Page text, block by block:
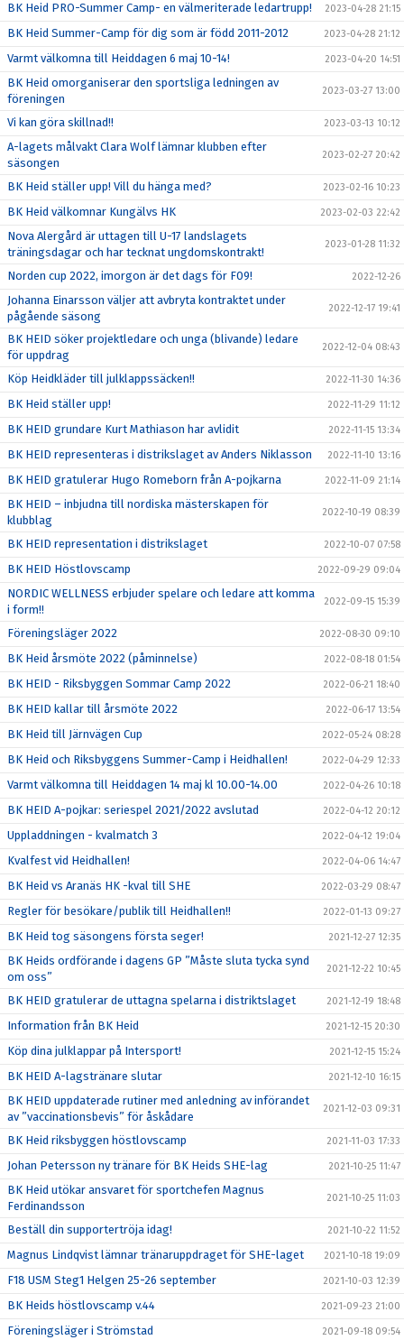
BK Heid PRO-Summer Camp- en välmeriterade ledartrupp! 2023-04-28 21:15
BK Heid Summer-Camp för dig som är född 2011-2012 2023-04-28 21:12
Varmt välkomna till Heiddagen 6 maj 10-14! 2023-04-20 14:51
BK Heid omorganiserar den sportsliga ledningen av
föreningen
2023-03-27 13:00
Vi kan göra skillnad!! 2023-03-13 10:12
A-lagets målvakt Clara Wolf lämnar klubben efter
säsongen
2023-02-27 20:42
BK Heid ställer upp! Vill du hänga med? 2023-02-16 10:23
BK Heid välkomnar Kungälvs HK 2023-02-03 22:42
Nova Alergård är uttagen till U-17 landslagets
träningsdagar och har tecknat ungdomskontrakt!
2023-01-28 11:32
Norden cup 2022, imorgon är det dags för F09! 2022-12-26
Johanna Einarsson väljer att avbryta kontraktet under
pågående säsong
2022-12-17 19:41
BK HEID söker projektledare och unga (blivande) ledare
för uppdrag
2022-12-04 08:43
Köp Heidkläder till julklappssäcken!! 2022-11-30 14:36
BK Heid ställer upp! 2022-11-29 11:12
BK HEID grundare Kurt Mathiason har avlidit 2022-11-15 13:34
BK HEID representeras i distrikslaget av Anders Niklasson 2022-11-10 13:16
BK HEID gratulerar Hugo Romeborn från A-pojkarna 2022-11-09 21:14
BK HEID – inbjudna till nordiska mästerskapen för
klubblag
2022-10-19 08:39
BK HEID representation i distrikslaget 2022-10-07 07:58
BK HEID Höstlovscamp 2022-09-29 09:04
NORDIC WELLNESS erbjuder spelare och ledare att komma
i form!!
2022-09-15 15:39
Föreningsläger 2022 2022-08-30 09:10
BK Heid årsmöte 2022 (påminnelse) 2022-08-18 01:54
BK HEID - Riksbyggen Sommar Camp 2022 2022-06-21 18:40
BK HEID kallar till årsmöte 2022 2022-06-17 13:54
BK Heid till Järnvägen Cup 2022-05-24 08:28
BK Heid och Riksbyggens Summer-Camp i Heidhallen! 2022-04-29 12:33
Varmt välkomna till Heiddagen 14 maj kl 10.00-14.00 2022-04-26 10:18
BK HEID A-pojkar: seriespel 2021/2022 avslutad 2022-04-12 20:12
Uppladdningen - kvalmatch 3 2022-04-12 19:04
Kvalfest vid Heidhallen! 2022-04-06 14:47
BK Heid vs Aranäs HK -kval till SHE 2022-03-29 08:47
Regler för besökare/publik till Heidhallen!! 2022-01-13 09:27
BK Heid tog säsongens första seger! 2021-12-27 12:35
BK Heids ordförande i dagens GP ”Måste sluta tycka synd
om oss”
2021-12-22 10:45
BK HEID gratulerar de uttagna spelarna i distriktslaget 2021-12-19 18:48
Information från BK Heid 2021-12-15 20:30
Köp dina julklappar på Intersport! 2021-12-15 15:24
BK HEID A-lagstränare slutar 2021-12-10 16:15
BK HEID uppdaterade rutiner med anledning av införandet
av ”vaccinationsbevis” för åskådare
2021-12-03 09:31
BK Heid riksbyggen höstlovscamp 2021-11-03 17:33
Johan Petersson ny tränare för BK Heids SHE-lag 2021-10-25 11:47
BK Heid utökar ansvaret för sportchefen Magnus
Ferdinandsson
2021-10-25 11:03
Beställ din supportertröja idag! 2021-10-22 11:52
Magnus Lindqvist lämnar tränaruppdraget för SHE-laget 2021-10-18 19:09
F18 USM Steg1 Helgen 25-26 september 2021-10-03 12:39
BK Heids höstlovscamp v.44 2021-09-23 21:00
Föreningsläger i Strömstad 2021-09-18 09:54